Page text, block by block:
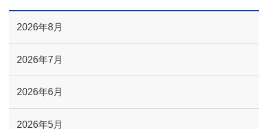
2026年8月
2026年7月
2026年6月
2026年5月